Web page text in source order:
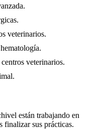
veterinarios.
veterinarios.
están trabajando en
finalizar sus prácticas.